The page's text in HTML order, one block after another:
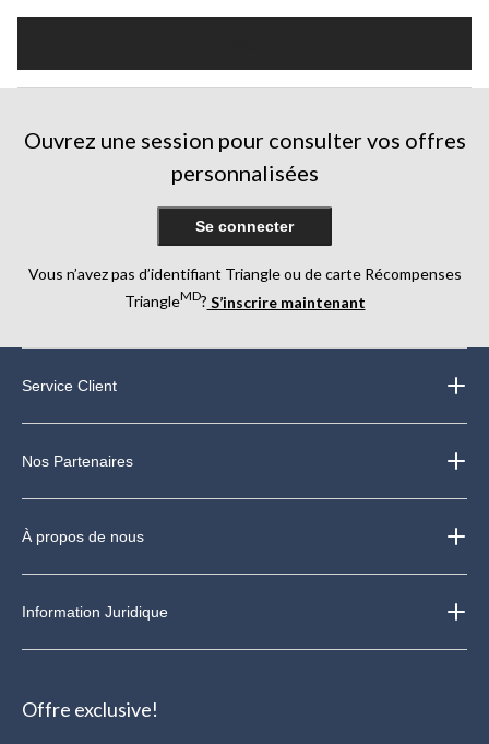
Ouvrez une session pour consulter vos offres
personnalisées
Se connecter
Vous n’avez pas d’identifiant Triangle ou de carte Récompenses
TriangleMD? S’inscrire maintenant
Service Client
Nos Partenaires
À propos de nous
Information Juridique
Offre exclusive!